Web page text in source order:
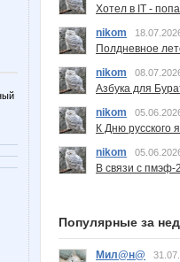
Хотел в IT -
nikom
Полдневное
nikom
Азбука для
nikom
К Дню русского
nikom
В связи с пмэф-
Популярные за
Мил@н@